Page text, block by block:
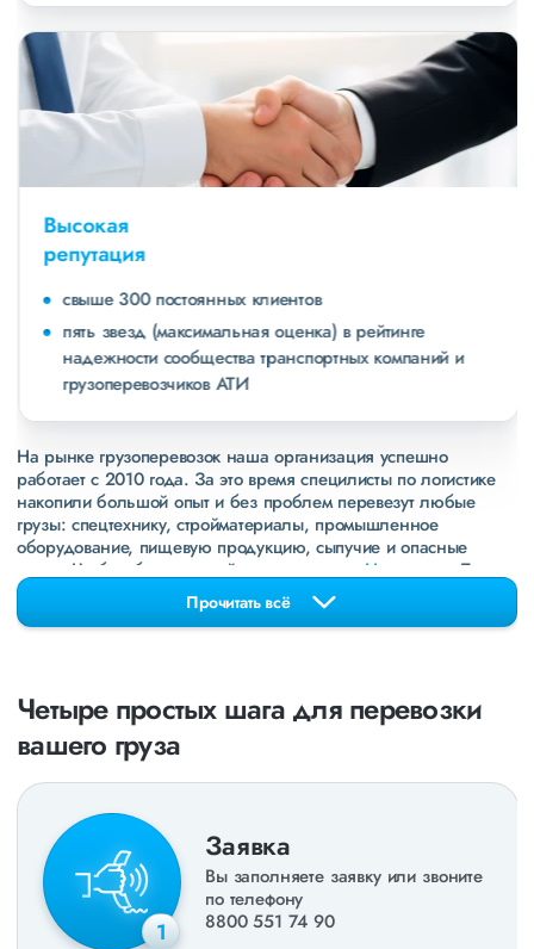
Высокая
репутация
свыше 300 постоянных клиентов
пять звезд (максимальная оценка) в рейтинге
надежности сообщества транспортных компаний и
грузоперевозчиков АТИ
На рынке грузоперевозок наша организация успешно
работает с 2010 года. За это время специлисты по логистике
накопили большой опыт и без проблем перевезут любые
грузы: спецтехнику, стройматериалы, промышленное
оборудование, пищевую продукцию, сыпучие и опасные
грузы. Чтобы убедиться зайдите в раздел
«Наш опыт»
. Там
свежие примеры перевозок, которые обновляются несколько
раз в неделю. Также недавно мы запустили новые
направления вДНРиЛНР. Предоставляем все стандартные
экспедирование. За каждым клиентом закреплен менеджер,
который сообщит о текущем статусе вашего груза. Чтобы
получить коммерческое предложение заполните форму на
РФ).
Прочитать всё
Четыре простых шага для перевозки
вашего груза
1
Заявка
Вы заполняете заявку или звоните
по телефону
8800 551 74 90